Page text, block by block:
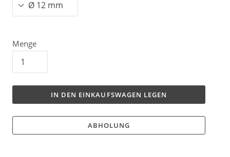
Menge
IN DEN EINKAUFSWAGEN LEGEN
ABHOLUNG